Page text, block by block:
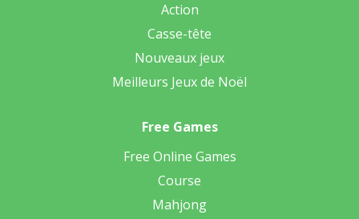
Action
Casse-tête
Nouveaux jeux
Meilleurs Jeux de Noël
Free Games
Free Online Games
Course
Mahjong